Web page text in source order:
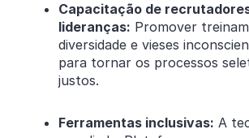
Capacitação de
lideranças: Promover
diversidade e vieses
para tornar os processos
justos.
Ferramentas inclusivas: A